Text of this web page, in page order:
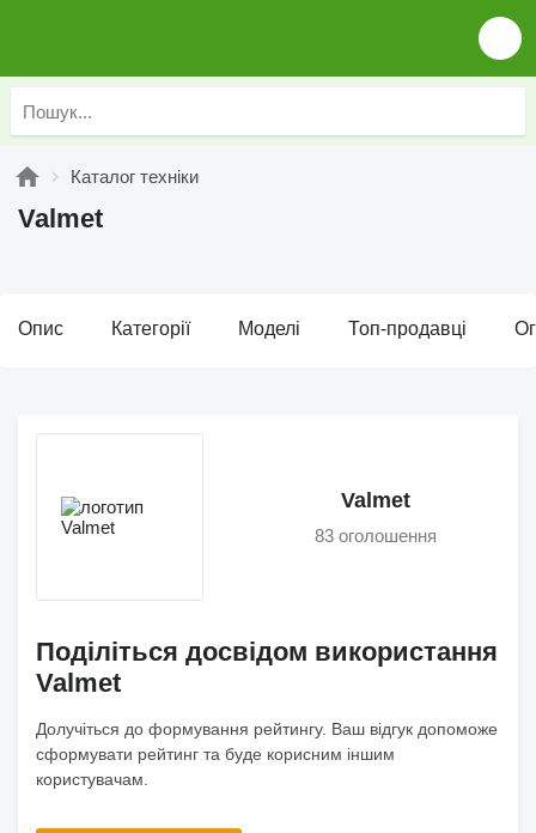
Каталог техніки
Valmet
Опис Категорії Моделі Топ-продавці
Valmet
83 оголошення
Поділіться досвідом використання
Valmet
Долучіться до формування рейтингу. Ваш відгук допоможе
сформувати рейтинг та буде корисним іншим
користувачам.